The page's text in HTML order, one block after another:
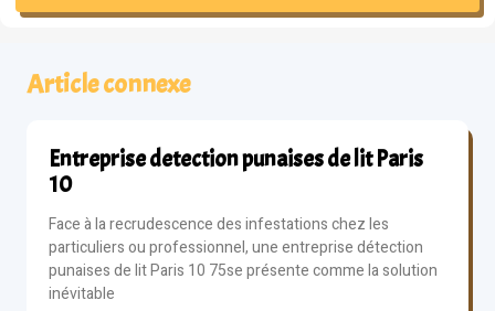
Article connexe
Entreprise detection punaises de lit Paris
10
Face à la recrudescence des infestations chez les
particuliers ou professionnel, une entreprise détection
punaises de lit Paris 10 75se présente comme la solution
inévitable